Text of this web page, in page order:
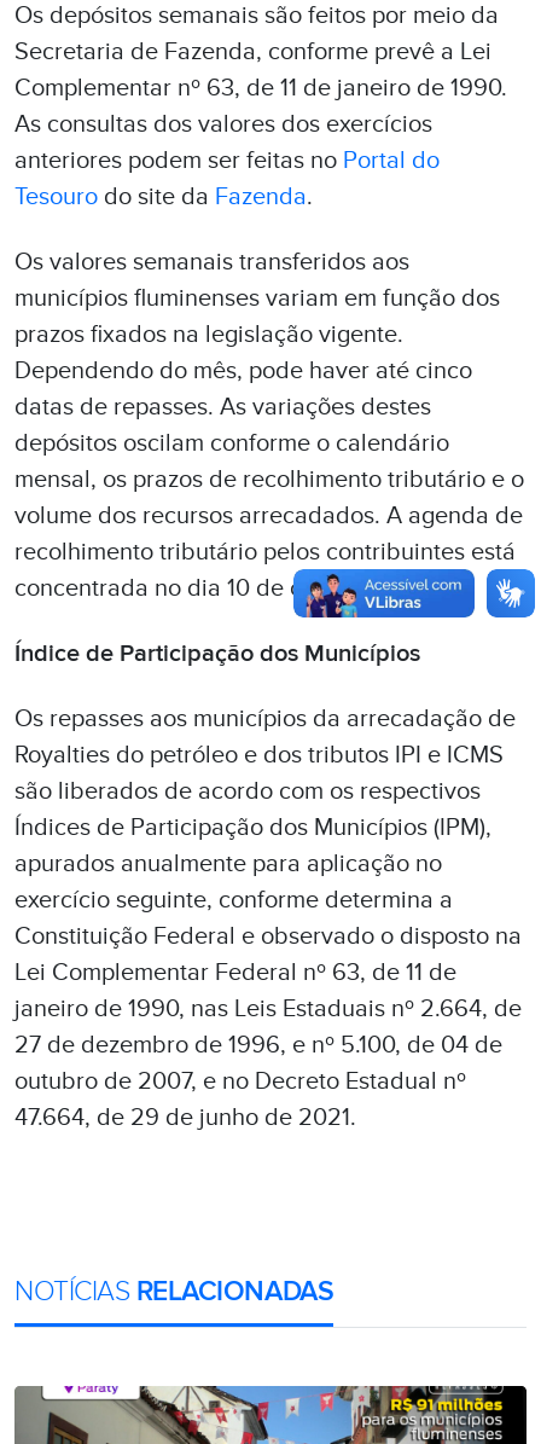
Os depósitos semanais são feitos por meio da
Secretaria de Fazenda, conforme prevê a Lei
Complementar nº 63, de 11 de janeiro de 1990.
As consultas dos valores dos exercícios
anteriores podem ser feitas no Portal do
Tesouro do site da Fazenda.
Os valores semanais transferidos aos
municípios fluminenses variam em função dos
prazos fixados na legislação vigente.
Dependendo do mês, pode haver até cinco
datas de repasses. As variações destes
depósitos oscilam conforme o calendário
mensal, os prazos de recolhimento tributário e o
volume dos recursos arrecadados. A agenda de
recolhimento tributário pelos contribuintes está
concentrada no dia 10 de cada mês.
Índice de Participação dos Municípios
Os repasses aos municípios da arrecadação de
Royalties do petróleo e dos tributos IPI e ICMS
são liberados de acordo com os respectivos
Índices de Participação dos Municípios (IPM),
apurados anualmente para aplicação no
exercício seguinte, conforme determina a
Constituição Federal e observado o disposto na
Lei Complementar Federal nº 63, de 11 de
janeiro de 1990, nas Leis Estaduais nº 2.664, de
27 de dezembro de 1996, e nº 5.100, de 04 de
outubro de 2007, e no Decreto Estadual nº
47.664, de 29 de junho de 2021.
NOTÍCIAS RELACIONADAS